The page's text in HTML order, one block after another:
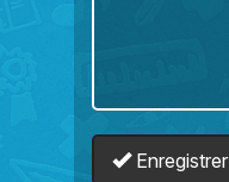
Enregistrer